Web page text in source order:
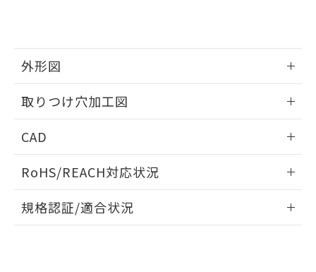
外形図
取りつけ穴加工図
CAD
ドすることができます。
ログイン/会員登録
RoHS/REACH対応状況
EU RoHS 注意事項・凡例
規格認証/適合状況
および当社の共同利用者が、当社の製
※当社の共同利用者とは、
の共同利用に関して"
の「1.共同利
とができます。
EU RoHS指令（10物質）の非含有証明書
ものではありません。
また、RoHS指令のフタル酸エステル類４
物質の対応では、対応完了までの期間は出
荷製品に未対応品が混在することから備考
欄に対応日を記載しておりました。